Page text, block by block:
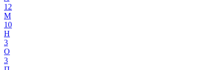
12
М
10
Н
3
О
3